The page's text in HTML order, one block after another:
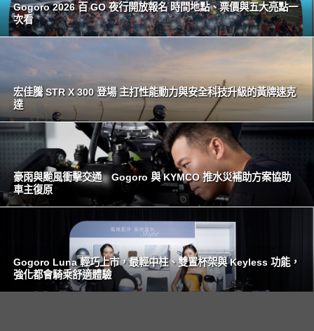
Gogoro 2026 百 GO 夜行開放報名 時間地點、票價與五大亮點一
次看
宏佳騰 STR X 300 登場 主打性能動力與安全科技升級的黃牌速克
達
豪雨與颱風衝擊交通 Gogoro 與 KYMCO 推水災補助方案協助
車主復原
Gogoro Luna 輕巧上市，最輕中柱、雙置杯架與 Keyless 功能，
強化都會騎乘舒適體驗